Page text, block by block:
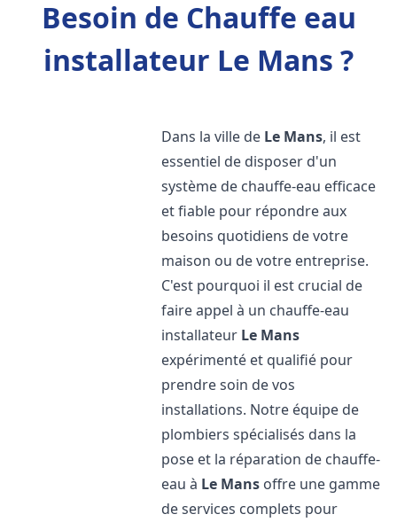
Besoin de Chauffe eau
installateur Le Mans ?
Dans la ville de Le Mans, il est
essentiel de disposer d'un
système de chauffe-eau efficace
et fiable pour répondre aux
besoins quotidiens de votre
maison ou de votre entreprise.
C'est pourquoi il est crucial de
faire appel à un chauffe-eau
installateur Le Mans
expérimenté et qualifié pour
prendre soin de vos
installations. Notre équipe de
plombiers spécialisés dans la
pose et la réparation de chauffe-
eau à Le Mans offre une gamme
de services complets pour